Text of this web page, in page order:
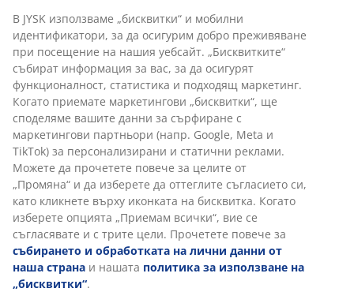
В JYSK използваме „бисквитки“ и мобилни
идентификатори, за да осигурим добро преживяване
при посещение на нашия уебсайт. „Бисквитките“
събират информация за вас, за да осигурят
функционалност, статистика и подходящ маркетинг.
Когато приемате маркетингови „бисквитки“, ще
споделяме вашите данни за сърфиране с
маркетингови партньори (напр. Google, Meta и
TikTok) за персонализирани и статични реклами.
Можете да прочетете повече за целите от
„Промяна“ и да изберете да оттеглите съгласието си,
като кликнете върху иконката на бисквитка. Когато
изберете опцията „Приемам всички“, вие се
съгласявате и с трите цели. Прочетете повече за
събирането и обработката на лични данни от
наша страна и нашата политика за използване на
„бисквитки“.